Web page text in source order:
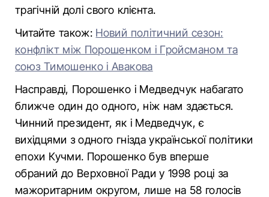
трагічній долі свого клієнта.
Читайте також: Новий політичний сезон:
конфлікт між Порошенком і Гройсманом та
союз Тимошенко і Авакова
Насправді, Порошенко і Медведчук набагато
ближче один до одного, ніж нам здається.
Чинний президент, як і Медведчук, є
вихідцями з одного гнізда української політики
епохи Кучми. Порошенко був вперше
обраний до Верховної Ради у 1998 році за
мажоритарним округом, лише на 58 голосів